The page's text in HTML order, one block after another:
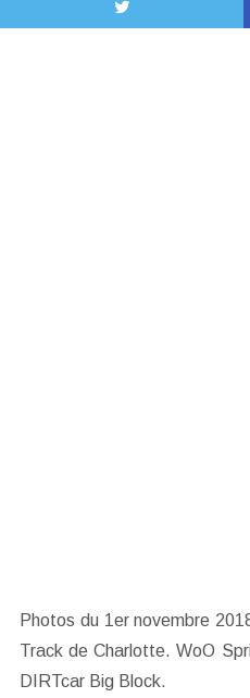
Photos du 1er novembre
Track de Charlotte. WoO
DIRTcar Big Block.